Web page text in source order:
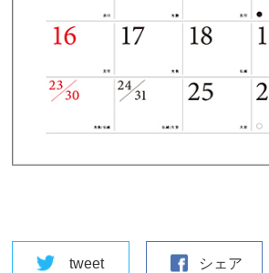
tweet シェア